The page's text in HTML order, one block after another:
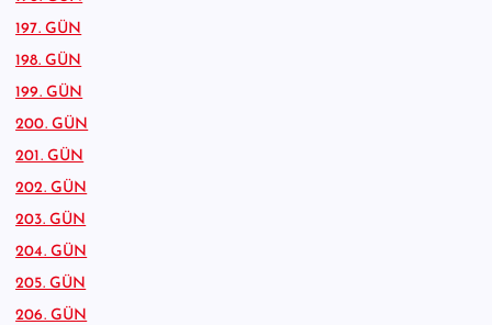
197. GÜN
198. GÜN
199. GÜN
200. GÜN
201. GÜN
202. GÜN
203. GÜN
204. GÜN
205. GÜN
206. GÜN